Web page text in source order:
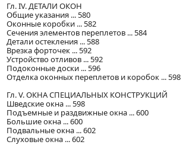
Гл. IV. ДЕТАЛИ ОКОН
Общие указания ... 580
Оконные коробки ... 582
Сечения элементов переплетов ... 584
Детали остекления ... 588
Врезка форточек ... 592
Устройство отливов ... 592
Подоконные доски ... 596
Отделка оконных переплетов и коробок ... 598
Гл. V. ОКНА СПЕЦИАЛЬНЫХ КОНСТРУКЦИЙ
Шведские окна ... 598
Подъемные и раздвижные окна ... 600
Большие окна ... 600
Подвальные окна ... 602
Слуховые окна ... 602